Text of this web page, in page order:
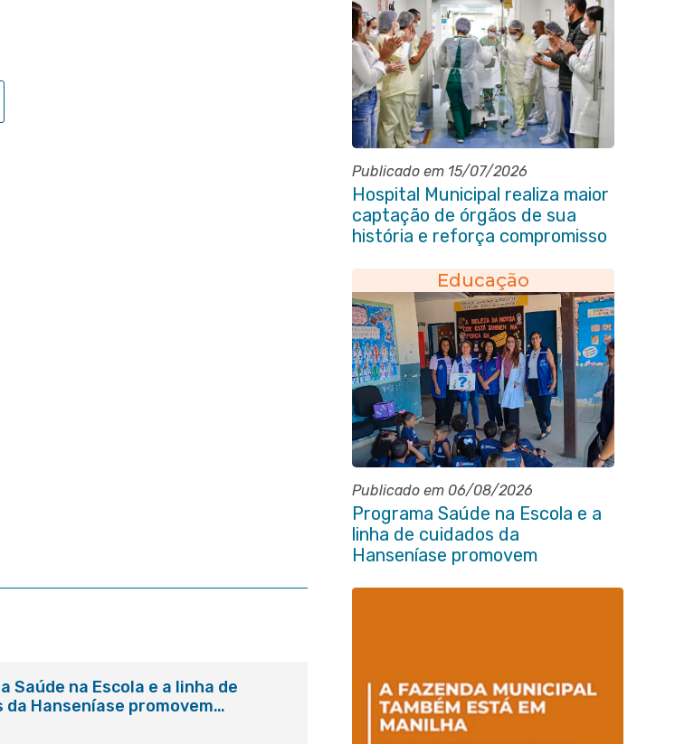
Publicado em 15/07/2026
Hospital Municipal realiza maior
captação de órgãos de sua
história e reforça compromisso
Educação
Publicado em 06/08/2026
Programa Saúde na Escola e a
linha de cuidados da
Hanseníase promovem
hanseníase na E.M Adelaide de
Saúde na Escola e a linha de
da Hanseníase promovem